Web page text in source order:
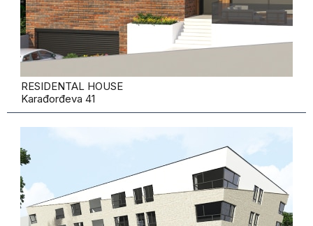
RESIDENTAL HOUSE
Karađorđeva 41